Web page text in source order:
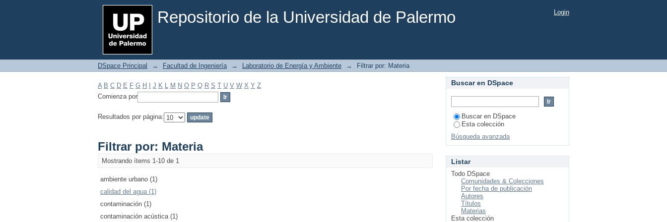
Repositorio de la Universidad de Palermo
Filtrar por: Materia Login
DSpace Principal → Facultad de Ingeniería → Laboratorio de Energía y Ambiente → Filtrar por: Materia
A B C D E F G H J K L M N O P Q R S T U V W X Y Z
Comienza por
Resultados por página:
Filtrar por: Materia
Mostrando ítems 1-10 de 1
ambiente urbano (1)
calidad del agua (1)
contaminación (1)
contaminación acústica (1)
Buscar en DSpace
Buscar en DSpace
Esta colección
Búsqueda avanzada
Listar
Todo DSpace
Comunidades & Colecciones
Por fecha de publicación
Autores
Títulos
Materias
Esta colección